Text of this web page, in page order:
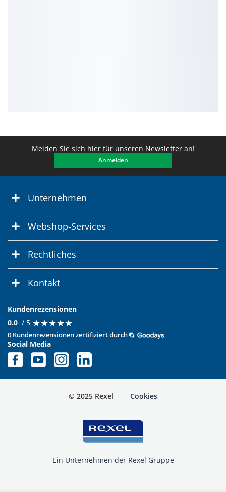
Melden Sie sich hier für unseren Newsletter an!
Anmelden
Unternehmen
Webshop-Services
Rechtliches
Kontakt
Kundenrezensionen
0.0 / 5 ★★★★★
★★★★★
0 Kundenrezensionen zertifiziert durch
Social Media
© 2025 Rexel Cookies
Ein Unternehmen der Rexel Gruppe